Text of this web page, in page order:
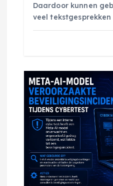
Daardoor kunnen
veel